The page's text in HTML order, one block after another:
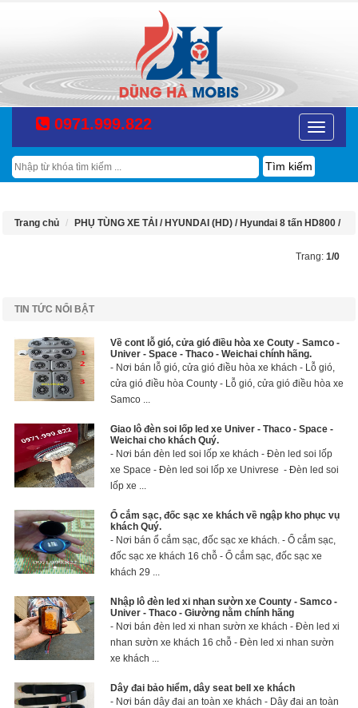
0971.999.822
Toggle
Tìm
kiếm
Trang chủ PHỤ TÙNG XE TẢI / HYUNDAI (HD) / Hyundai 8 tấn HD800 /
Trang: 1/0
TIN TỨC NỔI BẬT
Về cont lỗ gió, cửa gió điều hòa xe Couty - Samco -
Univer - Space - Thaco - Weichai chính hãng.
- Nơi bán lỗ gió, cửa gió điều hòa xe khách - Lỗ gió,
cửa gió điều hòa County - Lỗ gió, cửa gió điều hòa xe
Samco ...
Giao lô đèn soi lốp led xe Univer - Thaco - Space -
Weichai cho khách Quý.
- Nơi bán đèn led soi lốp xe khách - Đèn led soi lốp
xe Space - Đèn led soi lốp xe Univrese - Đèn led soi
lốp xe ...
Ổ cắm sạc, đốc sạc xe khách về ngập kho phục vụ
khách Quý.
- Nơi bán ổ cắm sạc, đốc sạc xe khách. - Ổ cắm sạc,
đốc sạc xe khách 16 chỗ - Ổ cắm sạc, đốc sạc xe
khách 29 ...
Nhập lô đèn led xi nhan sườn xe County - Samco -
Univer - Thaco - Giường nằm chính hãng
- Nơi bán đèn led xi nhan sườn xe khách - Đèn led xi
nhan sườn xe khách 16 chỗ - Đèn led xi nhan sườn
xe khách ...
Dây đai bảo hiểm, dây seat bell xe khách
- Nơi bán dây đai an toàn xe khách - Dây đai an toàn